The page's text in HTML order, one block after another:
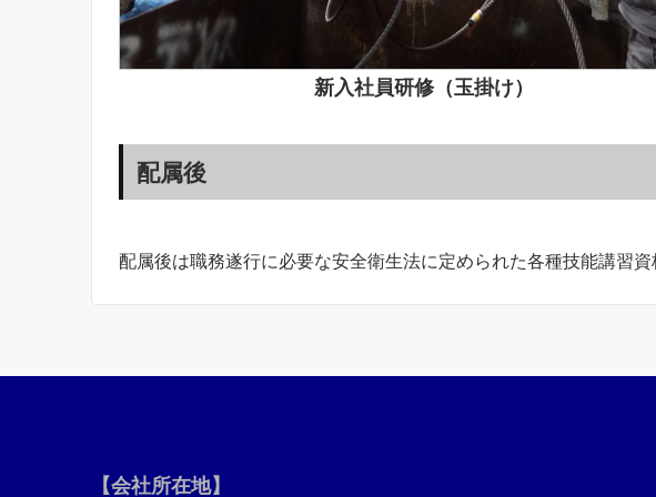
新入社員研修（玉掛け）
配属後
配属後は職務遂行に必要な安全衛生法に定められた各種技能講習
【会社所在地】